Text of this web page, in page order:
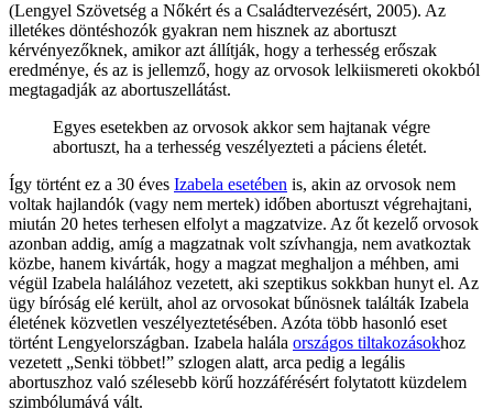
(Lengyel Szövetség a Nőkért és a Családtervezésért, 2005). Az
illetékes döntéshozók gyakran nem hisznek az abortuszt
kérvényezőknek, amikor azt állítják, hogy a terhesség erőszak
eredménye, és az is jellemző, hogy az orvosok lelkiismereti okokból
megtagadják az abortuszellátást.
Egyes esetekben az orvosok akkor sem hajtanak végre
abortuszt, ha a terhesség veszélyezteti a páciens életét.
Így történt ez a 30 éves Izabela esetében is, akin az orvosok nem
voltak hajlandók (vagy nem mertek) időben abortuszt végrehajtani,
miután 20 hetes terhesen elfolyt a magzatvize. Az őt kezelő orvosok
azonban addig, amíg a magzatnak volt szívhangja, nem avatkoztak
közbe, hanem kivárták, hogy a magzat meghaljon a méhben, ami
végül Izabela halálához vezetett, aki szeptikus sokkban hunyt el. Az
ügy bíróság elé került, ahol az orvosokat bűnösnek találták Izabela
életének közvetlen veszélyeztetésében. Azóta több hasonló eset
történt Lengyelországban. Izabela halála országos tiltakozásokhoz
vezetett „Senki többet!” szlogen alatt, arca pedig a legális
abortuszhoz való szélesebb körű hozzáférésért folytatott küzdelem
szimbólumává vált.